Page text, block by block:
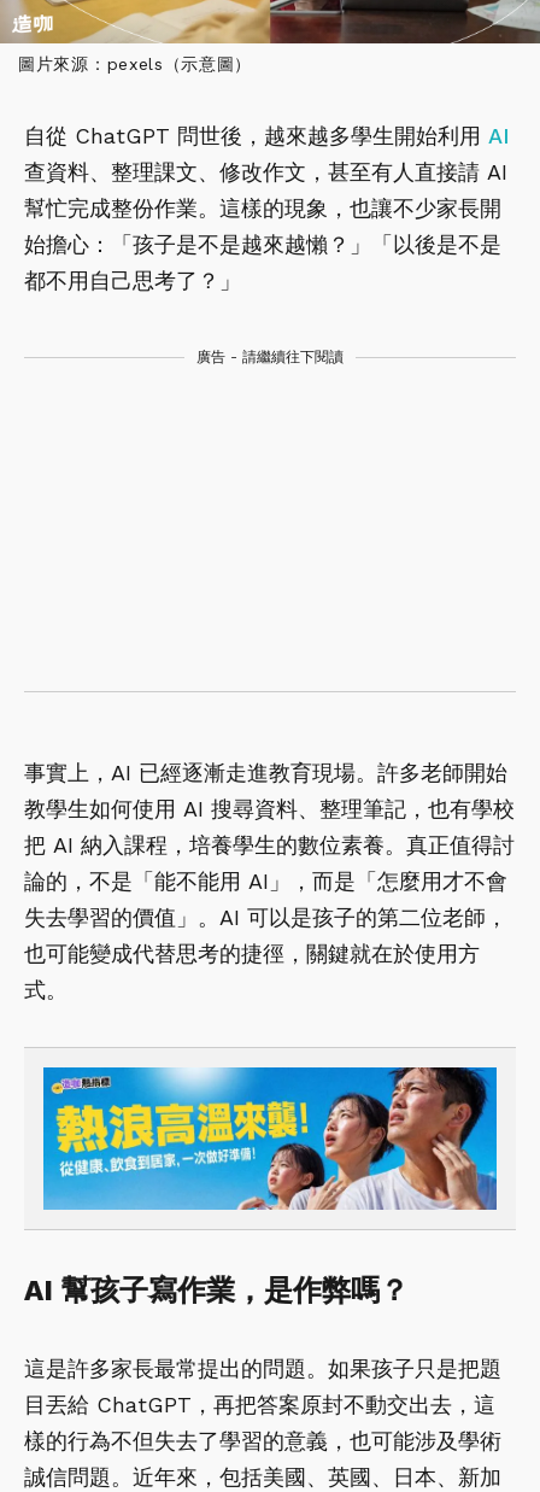
圖片來源：pexels（示意圖）
自從 ChatGPT 問世後，越來越多學生開始利用 AI
查資料、整理課文、修改作文，甚至有人直接請 AI
幫忙完成整份作業。這樣的現象，也讓不少家長開
始擔心：「孩子是不是越來越懶？」「以後是不是
都不用自己思考了？」
廣告 - 請繼續往下閱讀
事實上，AI 已經逐漸走進教育現場。許多老師開始
教學生如何使用 AI 搜尋資料、整理筆記，也有學校
把 AI 納入課程，培養學生的數位素養。真正值得討
論的，不是「能不能用 AI」，而是「怎麼用才不會
失去學習的價值」。AI 可以是孩子的第二位老師，
也可能變成代替思考的捷徑，關鍵就在於使用方
式。
AI 幫孩子寫作業，是作弊嗎？
這是許多家長最常提出的問題。如果孩子只是把題
目丟給 ChatGPT，再把答案原封不動交出去，這
樣的行為不但失去了學習的意義，也可能涉及學術
誠信問題。近年來，包括美國、英國、日本、新加